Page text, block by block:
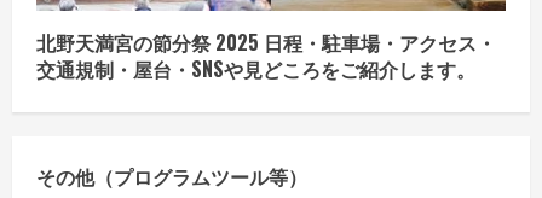
北野天満宮の節分祭 2025 日程・駐車場・アクセス・
交通規制・屋台・SNSや見どころをご紹介します。
その他（プログラムツール等）